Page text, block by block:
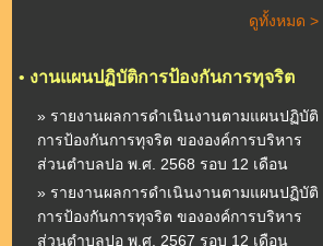
ดูทั้งหมด >
• งานแผนปฏิบัติการป้องกันการทุจริต
» รายงานผลการดำเนินงานตามแผนปฏิบัติ
การป้องกันการทุจริต ขององค์การบริหาร
ส่วนตำบลปอ พ.ศ. 2568 รอบ 12 เดือน
» รายงานผลการดำเนินงานตามแผนปฏิบัติ
การป้องกันการทุจริต ขององค์การบริหาร
ส่วนตำบลปอ พ.ศ. 2567 รอบ 12 เดือน